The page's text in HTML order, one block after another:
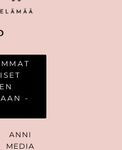
-
ANNI
MEDIA